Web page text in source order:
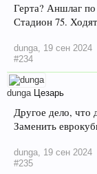
Герта? Аншлаг
Стадион 75.
dunga 19 сен 2024
#234
dunga Цезарь
Другое дело, что
Заменить
dunga 19 сен 2024
#235